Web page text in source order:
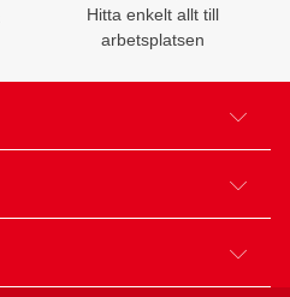
Hitta enkelt allt till
arbetsplatsen